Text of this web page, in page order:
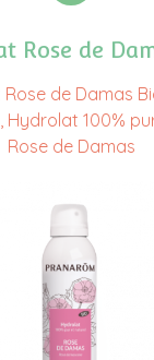
Rose de
de Damas
Hydrolat 100%
Rose de Damas